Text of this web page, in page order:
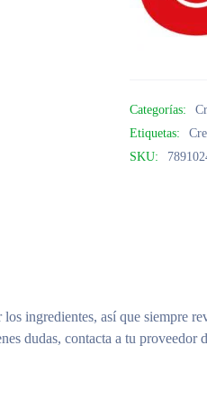
Categorías:
Etiquetas:
SKU:
ingredientes, así que siempre
dudas, contacta a tu